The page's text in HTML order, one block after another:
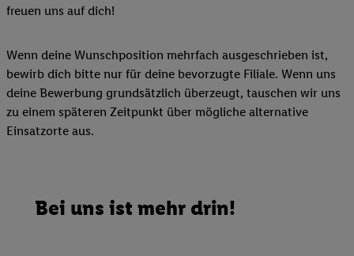
freuen uns auf dich!
Wenn deine Wunschposition mehrfach ausgeschrieben ist,
bewirb dich bitte nur für deine bevorzugte Filiale. Wenn uns
deine Bewerbung grundsätzlich überzeugt, tauschen wir uns
zu einem späteren Zeitpunkt über mögliche alternative
Einsatzorte aus.
Bei uns ist mehr drin!